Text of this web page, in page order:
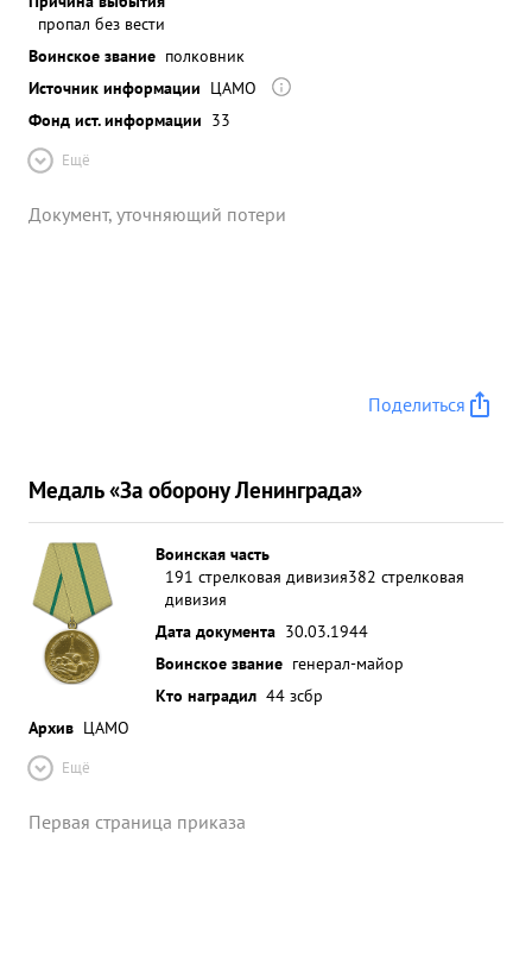
пропал без вести
Воинское звание полковник
Источник информации ЦАМО
Фонд ист. информации 33
Ещё
Документ, уточняющий потери
Поделиться
Медаль «За оборону Ленинграда»
Воинская часть
191 стрелковая дивизия382 стрелковая
дивизия
Дата документа 30.03.1944
Воинское звание генерал-майор
Кто наградил 44 зсбр
Архив ЦАМО
Ещё
Первая страница приказа